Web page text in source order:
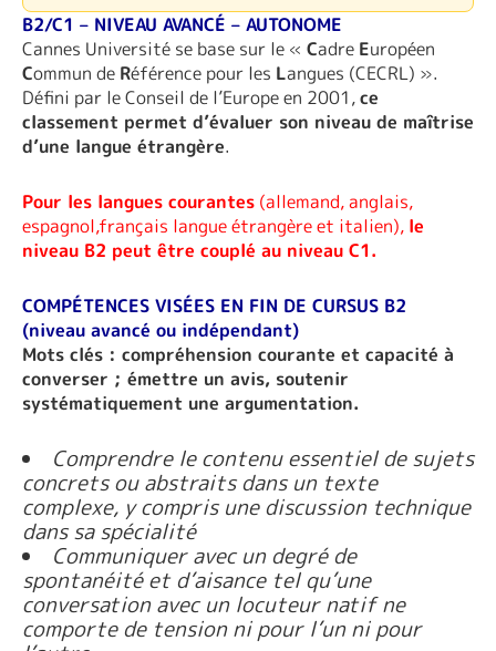
B2/C1 – NIVEAU AVANCÉ – AUTONOME
Cannes Université se base sur le « Cadre Européen
Commun de Référence pour les Langues (CECRL) ».
Défini par le Conseil de l’Europe en 2001,ce
classement permet d’évaluer son niveau de maîtrise
d’une langue étrangère.
Pour les langues courantes (allemand, anglais,
espagnol,français langue étrangère et italien), le
niveau B2 peut être couplé au niveau C1.
COMPÉTENCES VISÉES EN FIN DE CURSUS B2
(niveau avancé ou indépendant)
Mots clés : compréhension courante et capacité à
converser ; émettre un avis, soutenir
systématiquement une argumentation.
Comprendre le contenu essentiel de sujets
concrets ou abstraits dans un texte
complexe, y compris une discussion technique
dans sa spécialité
Communiquer avec un degré de
spontanéité et d’aisance tel qu’une
conversation avec un locuteur natif ne
comporte de tension ni pour l’un ni pour